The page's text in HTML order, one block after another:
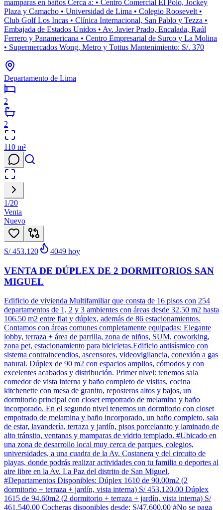
mamparas en baños Cerca a: • Centro Comercial El Polo, Jockey
Plaza y Camacho • Universidad de Lima • Colegio Roosevelt •
Club Golf Los Incas • Clínica Internacional, San Pablo y Tezza •
Embajada de Estados Unidos • Av. Javier Prado, Encalada, Raúl
Ferrero y Panamericana • Centro Empresarial de Surco y La Molina
• Supermercados Wong, Metro y Tottus Mantenimiento: S/. 370
Departamento de Lima
2
2
110 m²
1/20
Venta
Nuevo
S/ 453.120 4049 hoy
VENTA DE DÚPLEX DE 2 DORMITORIOS SAN
MIGUEL
Edificio de vivienda Multifamiliar que consta de 16 pisos con 254
departamentos de 1, 2 y 3 ambientes con áreas desde 32.50 m2 hasta
106.50 m2 entre flat y dúplex, además de 86 estacionamientos.
Contamos con áreas comunes completamente equipadas: Elegante
lobby, terraza + área de parrilla, zona de niños, SUM, coworking,
zona pet, estacionamiento para bicicletas.Edificio antisísmico con
sistema contraincendios, ascensores, videovigilancia, conexión a gas
natural. Dúplex de 90 m2 con espacios amplios, cómodos y con
excelentes acabados y distribución. Primer nivel: tenemos sala
comedor de vista interna y baño completo de visitas, cocina
kitchenette con mesa de granito, reposteros altos y bajos, un
dormitorio principal con closet empotrado de melamina y baño
incorporado. En el segundo nivel tenemos un dormitorio con closet
empotrado de melamina y baño incorporado, un baño completo, sala
de estar, lavandería, terraza y jardín, pisos porcelanato y laminado de
alto tránsito, ventanas y mamparas de vidrio templado. #Ubicado en
una zona de desarrollo local muy cerca de parques, colegios,
universidades, a una cuadra de la Av. Costanera y del circuito de
playas, donde podrás realizar actividades con tu familia o deportes al
aire libre en la Av. La Paz del distrito de San Miguel.
#Departamentos Disponibles: Dúplex 1610 de 90.00m2 (2
dormitorio + terraza + jardín, vista interna) S/ 453,120.00 Dúplex
1615 de 94.60m2 (2 dormitorio + terraza + jardín, vista interna) S/
461,540.00 Cocheras disponibles desde: S/47,600.00 #No se paga